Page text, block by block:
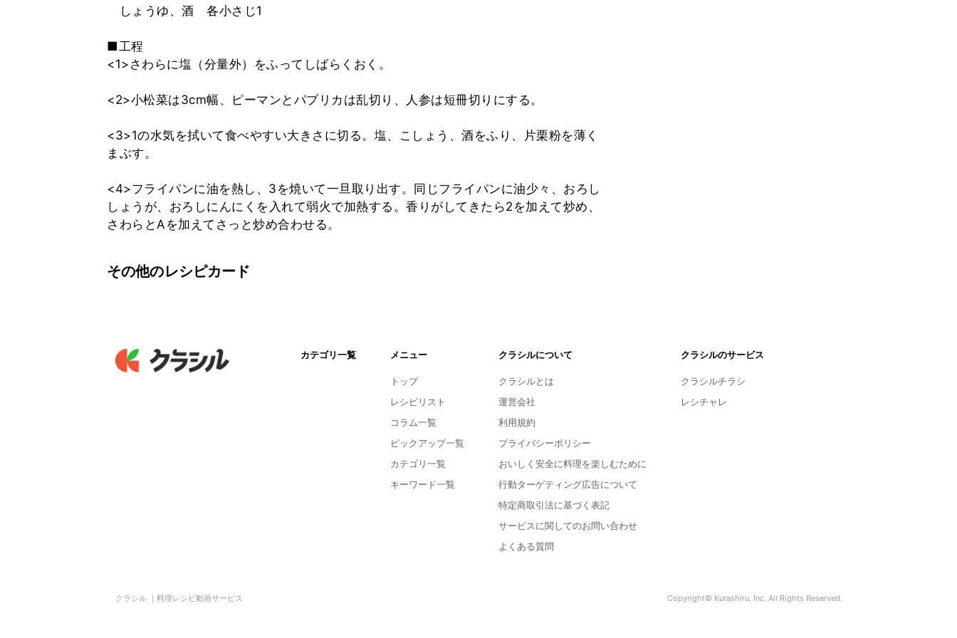
しょうゆ、酒 各小さじ1
■工程
<1>さわらに塩（分量外）をふってしばらくおく。
<2>小松菜は3cm幅、ピーマンとパプリカは乱切り、人参は短冊切りにする。
<3>1の水気を拭いて食べやすい大きさに切る。塩、こしょう、酒をふり、片栗粉を薄く
まぶす。
<4>フライパンに油を熱し、3を焼いて一旦取り出す。同じフライパンに油少々、おろし
しょうが、おろしにんにくを入れて弱火で加熱する。香りがしてきたら2を加えて炒め、
その他のレシピカード
カテゴリ一覧 メニュー
トップ
レシピリスト
コラム一覧
ピックアップ一覧
カテゴリ一覧
キーワード一覧
クラシルについて
クラシルとは
運営会社
利用規約
プライバシーポリシー
おいしく安全に料理を楽しむために
行動ターゲティング広告について
特定商取引法に基づく表記
サービスに関してのお問い合わせ
よくある質問
クラシルのサービス
クラシルチラシ
レシチャレ
クラシル ｜料理レシピ動画サービス Copyright© Kurashiru, Inc. All Rights Reserved.